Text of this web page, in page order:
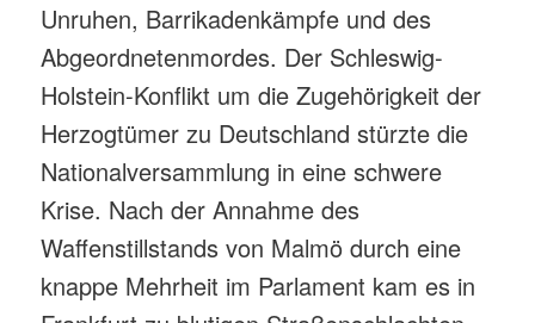
Unruhen, Barrikadenkämpfe und des
Abgeordnetenmordes. Der Schleswig-
Holstein-Konflikt um die Zugehörigkeit der
Herzogtümer zu Deutschland stürzte die
Nationalversammlung in eine schwere
Krise. Nach der Annahme des
Waffenstillstands von Malmö durch eine
knappe Mehrheit im Parlament kam es in